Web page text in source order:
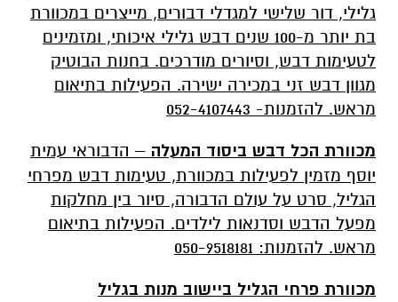
גלילי, דור שלישי למגדלי דבורים, מייצרים במכוורת
בת יותר מ-100 שנים דבש גלילי איכותי, ומזמינים
לטעימות דבש, וסיורים מודרכים. בחנות הבוטיק
מגוון דבש זני במכירה ישירה. הפעילות בתיאום
מראש. להזמנות- 052-4107443
מכוורת הכל דבש ביסוד המעלה – הדבוראי עמית
יוסף מזמין לפעילות במכוורת, טעימות דבש מפרחי
הגליל, סרט על עולם הדבורה, סיור בין מחלקות
מפעל הדבש וסדנאות לילדים. הפעילות בתיאום
מראש. להזמנות: 050-9518181
מכוורת פרחי הגליל ביישוב מנות בגליל